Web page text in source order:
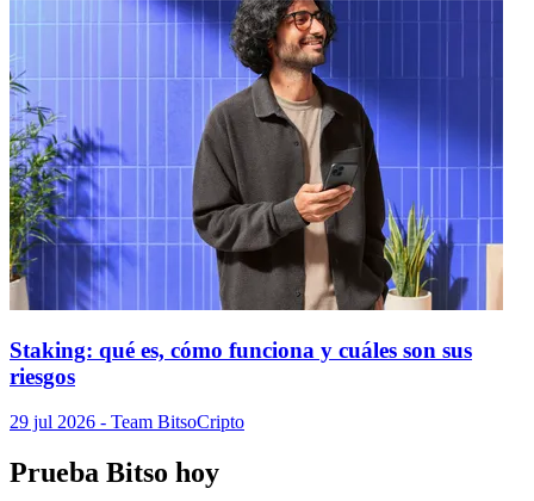
Staking: qué es, cómo funciona y cuáles son sus
riesgos
29 jul 2026 - Team BitsoCripto
Prueba Bitso hoy